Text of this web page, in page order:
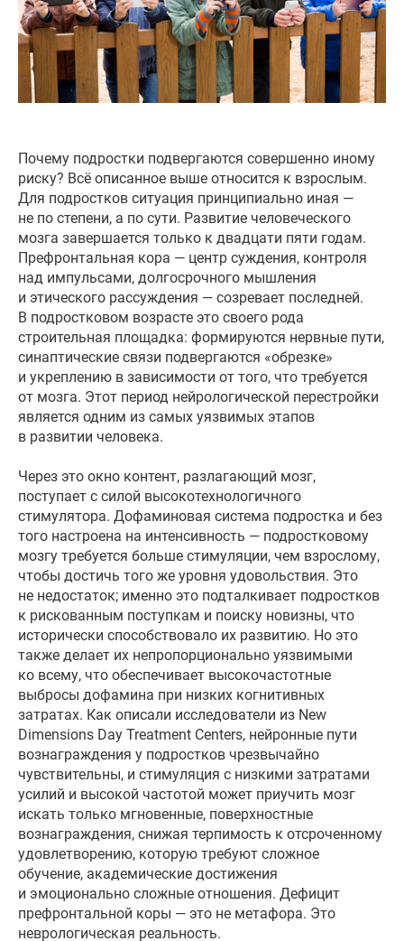
Почему подростки подвергаются совершенно иному
риску? Всё описанное выше относится к взрослым.
Для подростков ситуация принципиально иная —
не по степени, а по сути. Развитие человеческого
мозга завершается только к двадцати пяти годам.
Префронтальная кора — центр суждения, контроля
над импульсами, долгосрочного мышления
и этического рассуждения — созревает последней.
В подростковом возрасте это своего рода
строительная площадка: формируются нервные пути,
синаптические связи подвергаются «обрезке»
и укреплению в зависимости от того, что требуется
от мозга. Этот период нейрологической перестройки
является одним из самых уязвимых этапов
в развитии человека.
Через это окно контент, разлагающий мозг,
поступает с силой высокотехнологичного
стимулятора. Дофаминовая система подростка и без
того настроена на интенсивность — подростковому
мозгу требуется больше стимуляции, чем взрослому,
чтобы достичь того же уровня удовольствия. Это
не недостаток; именно это подталкивает подростков
к рискованным поступкам и поиску новизны, что
исторически способствовало их развитию. Но это
также делает их непропорционально уязвимыми
ко всему, что обеспечивает высокочастотные
выбросы дофамина при низких когнитивных
затратах. Как описали исследователи из New
Dimensions Day Treatment Centers, нейронные пути
вознаграждения у подростков чрезвычайно
чувствительны, и стимуляция с низкими затратами
усилий и высокой частотой может приучить мозг
искать только мгновенные, поверхностные
вознаграждения, снижая терпимость к отсроченному
удовлетворению, которую требуют сложное
обучение, академические достижения
и эмоционально сложные отношения. Дефицит
префронтальной коры — это не метафора. Это
неврологическая реальность.